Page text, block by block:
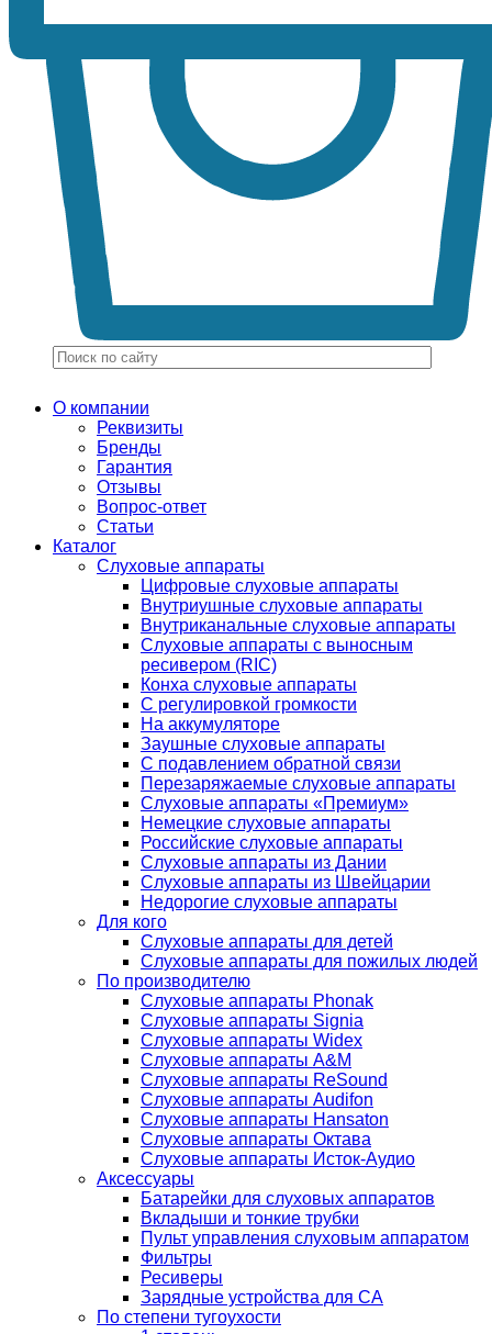
О компании
Реквизиты
Бренды
Гарантия
Отзывы
Вопрос-ответ
Статьи
Каталог
Слуховые аппараты
Цифровые слуховые аппараты
Внутриушные слуховые аппараты
Внутриканальные слуховые аппараты
Слуховые аппараты с выносным
ресивером (RIC)
Конха слуховые аппараты
С регулировкой громкости
На аккумуляторе
Заушные слуховые аппараты
C подавлением обратной связи
Перезаряжаемые слуховые аппараты
Слуховые аппараты «Премиум»
Немецкие слуховые аппараты
Российские слуховые аппараты
Слуховые аппараты из Дании
Слуховые аппараты из Швейцарии
Недорогие слуховые аппараты
Для кого
Слуховые аппараты для детей
Слуховые аппараты для пожилых людей
По производителю
Слуховые аппараты Phonak
Слуховые аппараты Signia
Слуховые аппараты Widex
Слуховые аппараты A&M
Слуховые аппараты ReSound
Слуховые аппараты Audifon
Слуховые аппараты Hansaton
Слуховые аппараты Октава
Слуховые аппараты Исток-Аудио
Аксессуары
Батарейки для слуховых аппаратов
Вкладыши и тонкие трубки
Пульт управления слуховым аппаратом
Фильтры
Ресиверы
Зарядные устройства для СА
По степени тугоухости